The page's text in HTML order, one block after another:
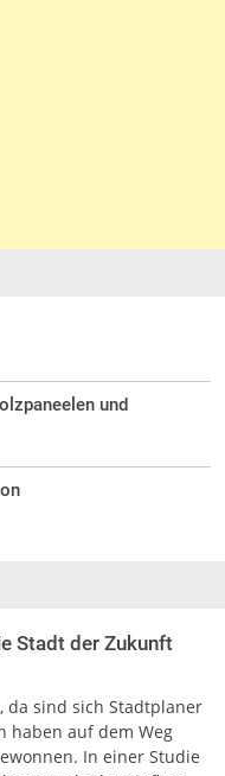
und
Stadt der Zukunft
da sind sich Stadtplaner
haben auf dem Weg
In einer Studie